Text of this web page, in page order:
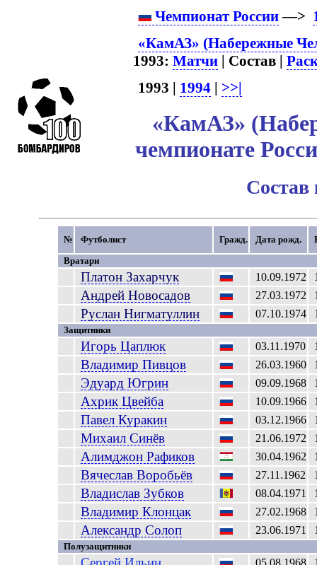
Чемпионат России—>
«КамАЗ» (Набережные
1993:Матчи | Состав |
1993 | 1994| >>|
«КамАЗ»
чемпионате
№ Футболист Гражд. Дата рожд.
Вратари
Платон Захарчук 10.09.1972
Андрей Новосадов 27.03.1972
Руслан Нигматуллин 07.10.1974
Защитники
Игорь Цаплюк 03.11.1970
Владимир Пивцов 26.03.1960
Эдуард Югрин 09.09.1968
Ахрик Цвейба 10.09.1966
Павел Куракин 03.12.1966
Михаил Синёв 21.06.1972
Алимджон Рафиков 30.04.1962
Вячеслав Воробьёв 27.11.1962
Владислав Зубков 08.04.1971
Владимир Клонцак 27.02.1968
Александр Солоп 23.06.1971
Полузащитники
05.08.1968